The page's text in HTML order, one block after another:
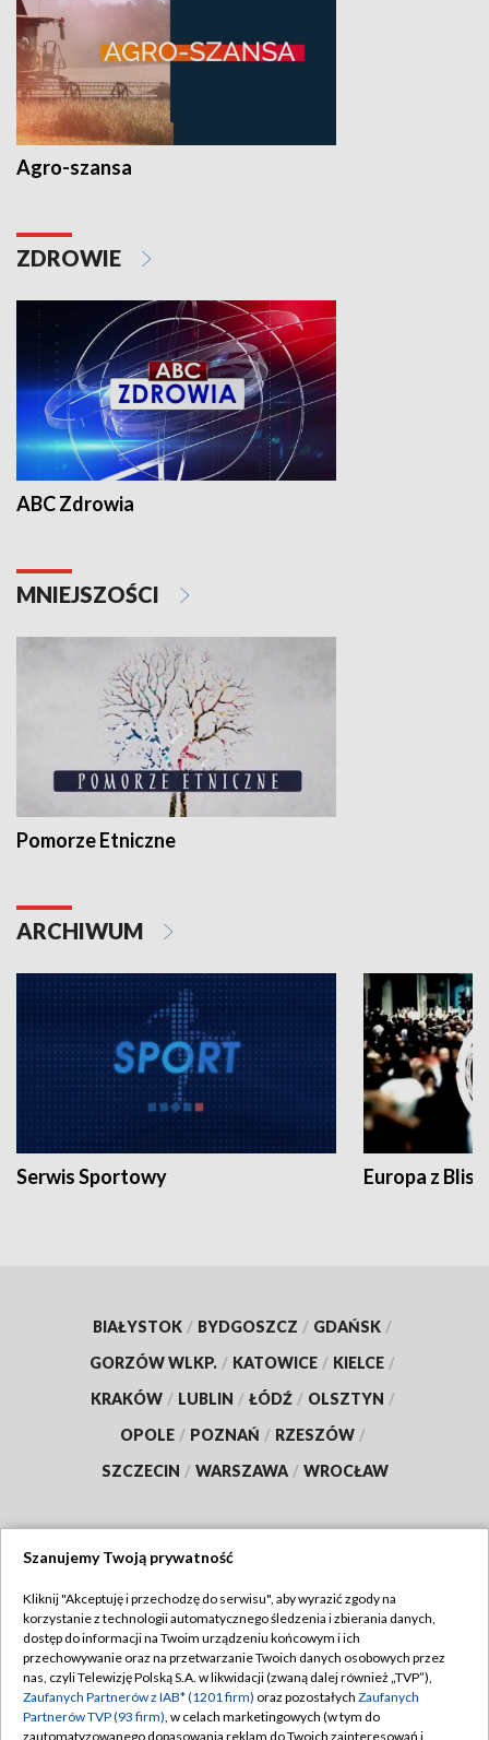
Agro-szansa
ZDROWIE
ABC Zdrowia
MNIEJSZOŚCI
Pomorze Etniczne
ARCHIWUM
Serwis Sportowy Europa z
BIAŁYSTOK / BYDGOSZCZ / GDAŃSK /
GORZÓW WLKP. / KATOWICE / KIELCE /
KRAKÓW / LUBLIN / ŁÓDŹ / OLSZTYN /
OPOLE / POZNAŃ / RZESZÓW /
SZCZECIN / WARSZAWA / WROCŁAW
TVP
Abonament TVP
Emisja w TVP
Centrum informacji TVP
Regulamin TVP
Polityka prywatności
Moje zgody
Szanujemy Twoją prywatność
Kliknij "Akceptuję i przechodzę do serwisu", aby wyrazić zgody na
korzystanie z technologii automatycznego śledzenia i zbierania danych,
dostęp do informacji na Twoim urządzeniu końcowym i ich
przechowywanie oraz na przetwarzanie Twoich danych osobowych przez
nas, czyli Telewizję Polską S.A. w likwidacji (zwaną dalej również „TVP”),
Zaufanych Partnerów z IAB* (1201 firm) oraz pozostałych Zaufanych
Partnerów TVP (93 firm), w celach marketingowych (w tym do
zautomatyzowanego dopasowania reklam do Twoich zainteresowań i